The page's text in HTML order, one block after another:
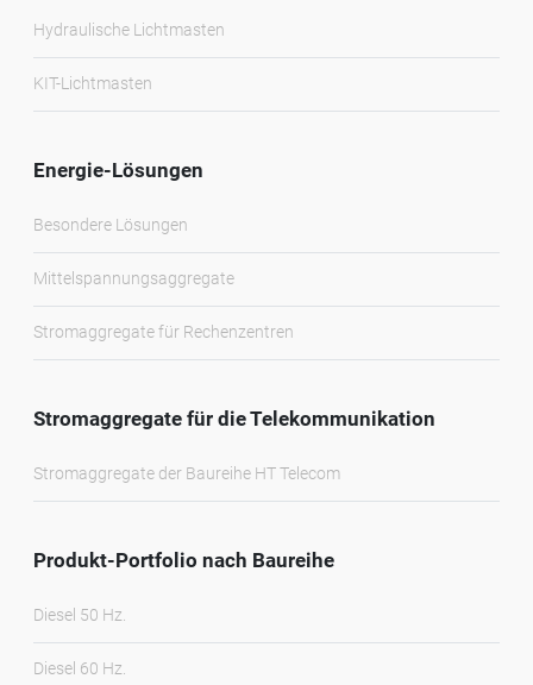
Hydraulische Lichtmasten
KIT-Lichtmasten
Energie-Lösungen
Besondere Lösungen
Mittelspannungsaggregate
Stromaggregate für Rechenzentren
Stromaggregate für die Telekommunikation
Stromaggregate der Baureihe HT Telecom
Produkt-Portfolio nach Baureihe
Diesel 50 Hz.
Diesel 60 Hz.